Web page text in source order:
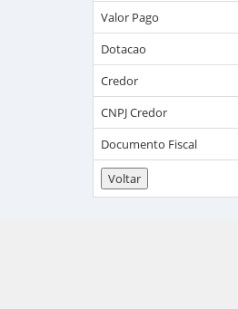
Valor Pago
Dotacao
Credor
CNPJ Credor
Documento Fiscal